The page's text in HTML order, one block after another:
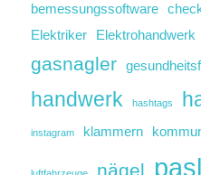
bemessungssoftware
Elektriker
Elektrohandwerk
gasnagler
handwerk hashtags
instagram klammern